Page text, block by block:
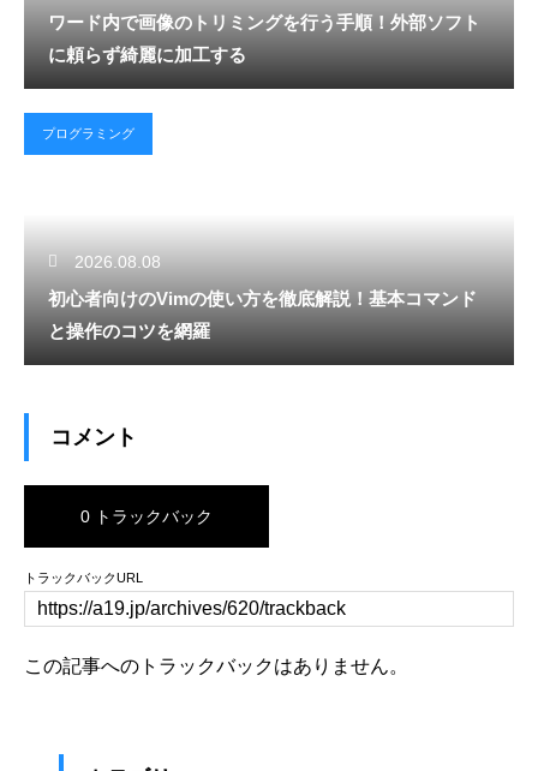
ワード内で画像のトリミングを行う手順！外部ソフト
に頼らず綺麗に加工する
プログラミング
2026.08.08
初心者向けのVimの使い方を徹底解説！基本コマンド
と操作のコツを網羅
コメント
0 トラックバック
トラックバックURL
この記事へのトラックバックはありません。